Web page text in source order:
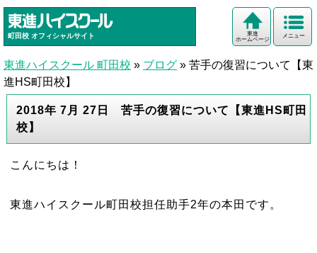
町田校 オフィシャルサイト メニュー
東進
ホームページ
東進ハイスクール 町田校 » ブログ » 苦手の復習について【東
進HS町田校】
2018年 7月 27日 苦手の復習について【東進HS町田
校】
こんにちは！
東進ハイスクール町田校担任助手2年の本田です。